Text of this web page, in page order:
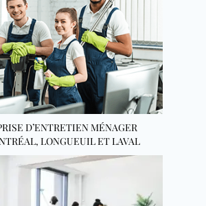
D’ENTRETIEN MÉNAGER
LONGUEUIL ET LAVAL